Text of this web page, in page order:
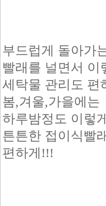
부드럽게 돌아가
빨래를 널면서 이
세탁물 관리도 편
봄,겨울,가을에
하루밤정도 이렇
튼튼한 접이식빨
편하게!!!